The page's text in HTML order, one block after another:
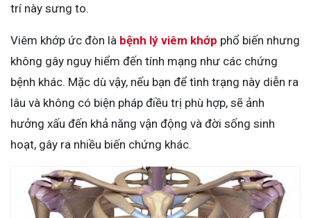
trí này sưng to.
Viêm khớp ức đòn là bệnh lý viêm khớp phổ biến nhưng
không gây nguy hiểm đến tính mạng như các chứng
bệnh khác. Mặc dù vậy, nếu bạn để tình trạng này diễn ra
lâu và không có biện pháp điều trị phù hợp, sẽ ảnh
hưởng xấu đến khả năng vận động và đời sống sinh
hoạt, gây ra nhiều biến chứng khác.